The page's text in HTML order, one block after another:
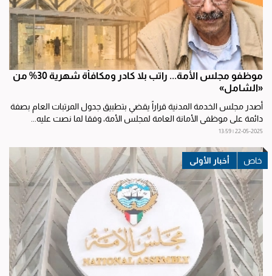
موظفو مجلس الأمة... راتب بلا كادر ومكافأة شهرية 30% من
«الشامل»
أصدر مجلس الخدمة المدنية قراراً يقضي بتطبيق جدول المرتبات العام بصفة
دائمة على موظفي الأمانة العامة لمجلس الأمة، وفقا لما نصت عليه...
22-05-2025 | 13:59
أخبار الأولى